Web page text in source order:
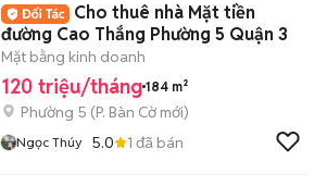
Cho thuê nhà Mặt tiền
đường Cao Thắng Phường 5 Quận 3
Mặt bằng kinh doanh
120 triệu/tháng 184 m²
Phường 5 (P. Bàn Cờmới)
Ngọc Thúy 5.0 1 đã bán